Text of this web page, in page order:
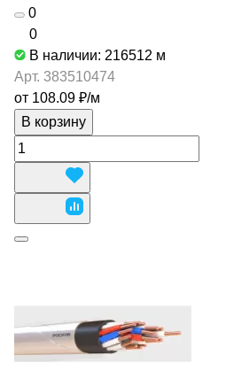
0
0
В наличии: 216512 м
Арт. 383510474
от 108.09 ₽/м
В корзину